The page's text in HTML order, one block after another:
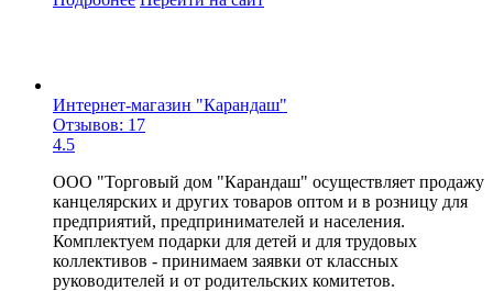
Интернет-магазин "Карандаш"
Отзывов: 17
4.5
ООО "Торговый дом "Карандаш" осуществляет продажу
канцелярских и других товаров оптом и в розницу для
предприятий, предпринимателей и населения.
Комплектуем подарки для детей и для трудовых
коллективов - принимаем заявки от классных
руководителей и от родительских комитетов.